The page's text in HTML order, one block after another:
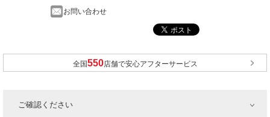
お問い合わせ
全国 店舗で安心アフターサービス
ご確認ください